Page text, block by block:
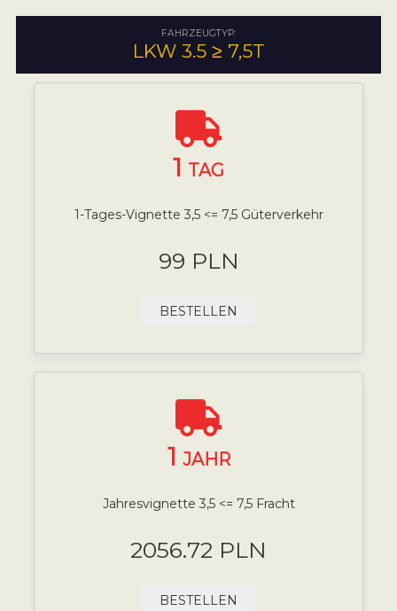
FAHRZEUGTYP:
LKW 3.5 ≥ 7,5T
1 TAG
1-Tages-Vignette 3,5 <= 7,5 Güterverkehr
99 PLN
BESTELLEN
1 JAHR
Jahresvignette 3,5 <= 7,5 Fracht
2056.72 PLN
BESTELLEN